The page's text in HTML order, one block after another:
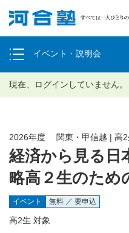
塾生の方
イベント・説明会
個別相談
体験授業
現在、ログインしていません。
経済から見る日
略高２生のため
2026年度 関東・甲信越 | 高2
イベント 無料 ／ 要申込
高2生 対象